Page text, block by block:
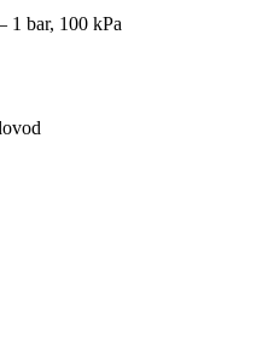
1 bar, 100 kPa